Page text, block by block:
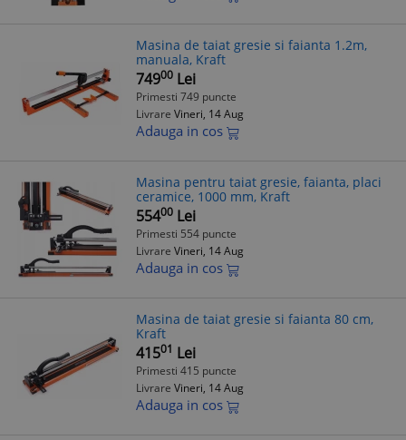
Masina de taiat gresie si faianta 1.2m,
manuala, Kraft
74900 Lei
Primesti 749 puncte
Livrare Vineri, 14 Aug
Adauga in cos
Masina pentru taiat gresie, faianta, placi
ceramice, 1000 mm, Kraft
55400 Lei
Primesti 554 puncte
Livrare Vineri, 14 Aug
Adauga in cos
Masina de taiat gresie si faianta 80 cm,
Kraft
41501 Lei
Primesti 415 puncte
Livrare Vineri, 14 Aug
Adauga in cos